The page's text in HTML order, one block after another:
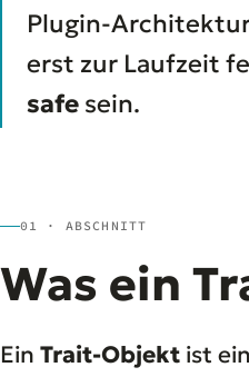
Plugin-
erst zur Laufzeit
safe sein.
01 · ABSCHNITT
Was ein
Ein Trait-Objekt ist